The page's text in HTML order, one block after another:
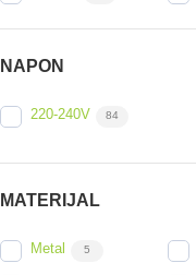
6xGU10 2
6xG9
32xE14 1
NAPON
220-240V 84
MATERIJAL
Metal 5